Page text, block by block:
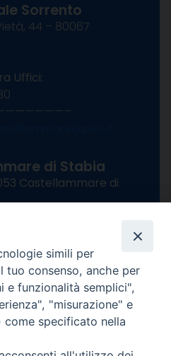
Sorrento
44 – 80067
Uffici:
di Stabia
Castellammare di
Uffici:
– 13:00
– 12:30
su
simili per
tuo consenso, anche per
e funzionalità semplici",
"misurazione" e
specificato nella